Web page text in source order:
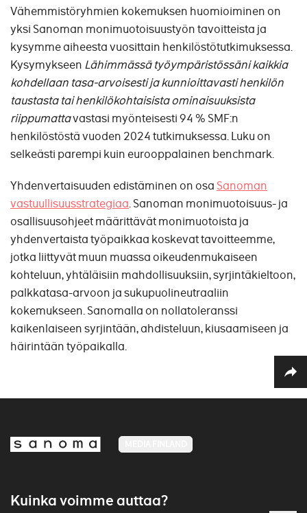
Vähemmistöryhmien kokemuksen huomioiminen on
yksi Sanoman monimuotoisuustyön tavoitteista ja
kysymme aiheesta vuosittain henkilöstötutkimuksessa.
Kysymykseen Lähimmässä työympäristössäni kaikkia
kohdellaan tasa-arvoisesti ja kunnioittavasti henkilön
taustasta tai henkilökohtaisista ominaisuuksista
riippumattavastasi myönteisesti 94 % SMF:n
henkilöstöstä vuoden 2024 tutkimuksessa. Luku on
selkeästi parempi kuin eurooppalainen benchmark.
Yhdenvertaisuuden edistäminen on osa Sanoman
vastuullisuusstrategiaa. Sanoman monimuotoisuus- ja
osallisuusohjeet määrittävät monimuotoista ja
yhdenvertaista työpaikkaa koskevat tavoitteemme,
jotka liittyvät muun muassa oikeudenmukaiseen
kohteluun, yhtäläisiin mahdollisuuksiin, syrjintäkieltoon,
palkkatasa-arvoon ja sukupuolineutraaliin
kokemukseen. Sanomalla on nollatoleranssi
kaikenlaiseen syrjintään, ahdisteluun, kiusaamiseen ja
häirintään työpaikalla.
Kuinka voimme auttaa?